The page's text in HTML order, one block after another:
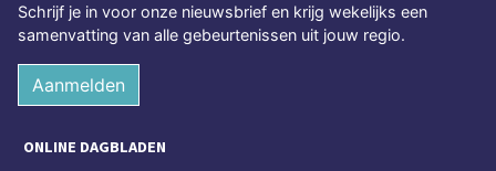
Schrijf je in voor onze nieuwsbrief en krijg wekelijks een
samenvatting van alle gebeurtenissen uit jouw regio.
Aanmelden
ONLINE DAGBLADEN